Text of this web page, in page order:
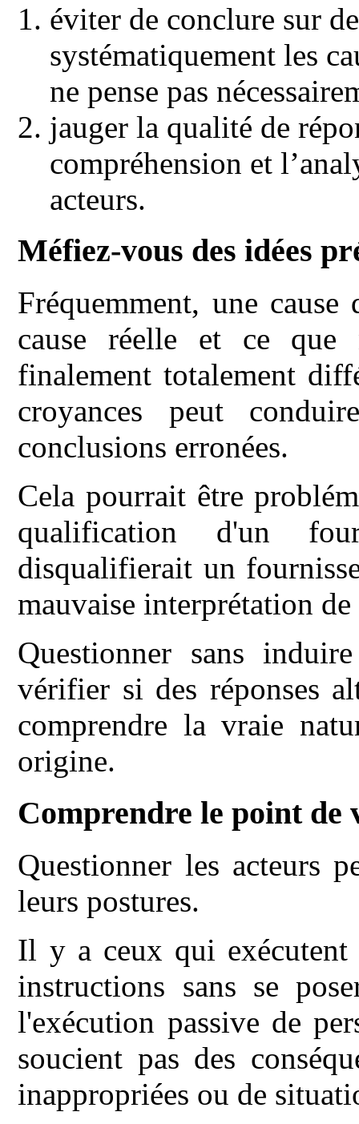
éviter de conclure sur
systématiquement les
ne pense pas
jauger la qualité de
compréhension et
acteurs.
Méfiez-vous des idées
Fréquemment, une
cause réelle et ce que
finalement totalement
croyances peut
conclusions erronées.
Cela pourrait être
qualification d'un
disqualifierait un
mauvaise interprétation de
Questionner sans
vérifier si des réponses
comprendre la vraie
origine.
Comprendre le point de
Questionner les acteurs
leurs postures.
Il y a ceux qui exécutent
instructions sans se
l'exécution passive de
soucient pas des
inappropriées ou de